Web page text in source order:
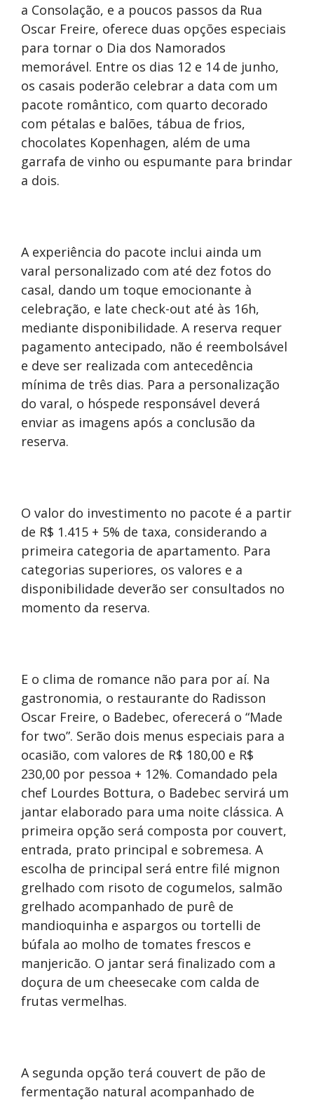
a Consolação, e a poucos passos da Rua
Oscar Freire, oferece duas opções especiais
para tornar o Dia dos Namorados
memorável. Entre os dias 12 e 14 de junho,
os casais poderão celebrar a data com um
pacote romântico, com quarto decorado
com pétalas e balões, tábua de frios,
chocolates Kopenhagen, além de uma
garrafa de vinho ou espumante para brindar
a dois.
A experiência do pacote inclui ainda um
varal personalizado com até dez fotos do
casal, dando um toque emocionante à
celebração, e late check-out até às 16h,
mediante disponibilidade. A reserva requer
pagamento antecipado, não é reembolsável
e deve ser realizada com antecedência
mínima de três dias. Para a personalização
do varal, o hóspede responsável deverá
enviar as imagens após a conclusão da
reserva.
O valor do investimento no pacote é a partir
de R$ 1.415 + 5% de taxa, considerando a
primeira categoria de apartamento. Para
categorias superiores, os valores e a
disponibilidade deverão ser consultados no
momento da reserva.
E o clima de romance não para por aí. Na
gastronomia, o restaurante do Radisson
Oscar Freire, o Badebec, oferecerá o “Made
for two”. Serão dois menus especiais para a
ocasião, com valores de R$ 180,00 e R$
230,00 por pessoa + 12%. Comandado pela
chef Lourdes Bottura, o Badebec servirá um
jantar elaborado para uma noite clássica. A
primeira opção será composta por couvert,
entrada, prato principal e sobremesa. A
escolha de principal será entre filé mignon
grelhado com risoto de cogumelos, salmão
grelhado acompanhado de purê de
mandioquinha e aspargos ou tortelli de
búfala ao molho de tomates frescos e
manjericão. O jantar será finalizado com a
doçura de um cheesecake com calda de
frutas vermelhas.
A segunda opção terá couvert de pão de
fermentação natural acompanhado de